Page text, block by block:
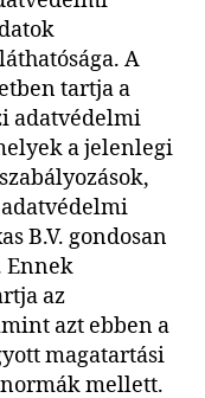
A
tartja a
adatvédelmi
a jelenlegi
B.V. gondosan
Ennek
az
azt ebben a
magatartási
mellett.